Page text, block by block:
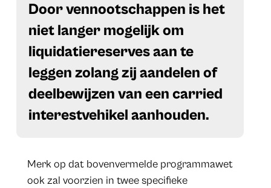
​Door vennootschappen is het
niet langer mogelijk om
liquidatiereserves aan te
leggen zolang zij aandelen of
deelbewijzen van een carried
interestvehikel aanhouden.
Merk op dat bovenvermelde programmawet
ook zal voorzien in twee specifieke